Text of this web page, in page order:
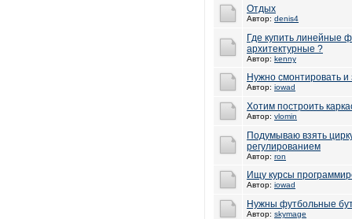
Отдых
Автор: denis4
Где купить линейные
архитектурные ?
Автор: kenny
Нужно смонтировать
Автор: iowad
Хотим построить
Автор: vlomin
Подумываю взять
регулированием
Автор: ron
Ищу курсы
Автор: iowad
Нужны футбольные
Автор: skymage